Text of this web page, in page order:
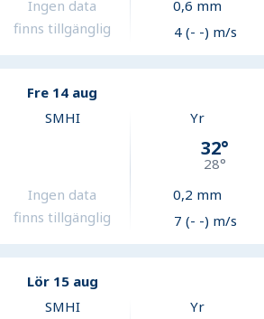
Ingen data
finns tillgänglig
0,6 mm
4 (- -) m/s
Fre 14 aug
SMHI
Ingen data
finns tillgänglig
Yr
32°
28°
0,2 mm
7 (- -) m/s
Lör 15 aug
SMHI Yr